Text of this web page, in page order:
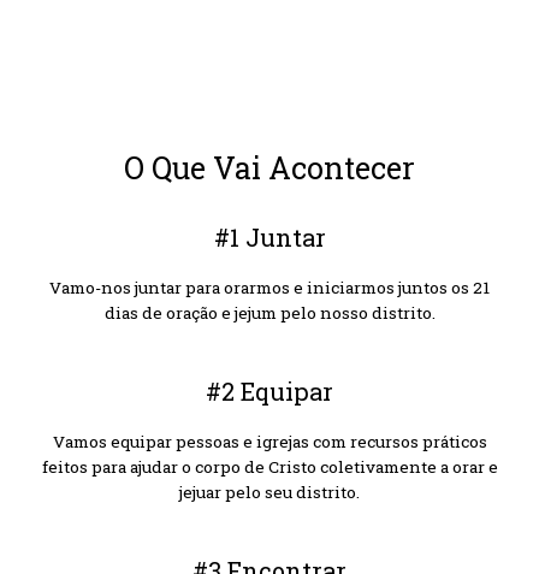
O Que Vai Acontecer
#1 Juntar
Vamo-nos juntar para orarmos e iniciarmos juntos os 21
dias de oração e jejum pelo nosso distrito.
#2 Equipar
Vamos equipar pessoas e igrejas com recursos práticos
feitos para ajudar o corpo de Cristo coletivamente a orar e
jejuar pelo seu distrito.